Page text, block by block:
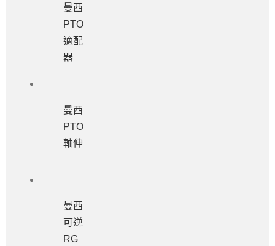
曼西
PTO
適配
器
曼西
PTO
軸伸
曼西
可逆
RG